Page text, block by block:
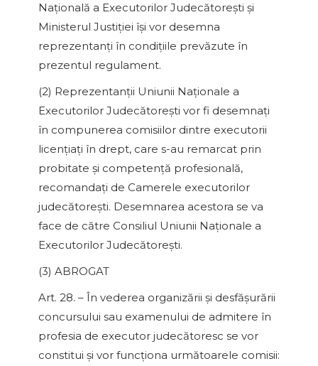
Naţională a Executorilor Judecătoreşti şi
Ministerul Justiţiei îşi vor desemna
reprezentanţi în condiţiile prevăzute în
prezentul regulament.
(2) Reprezentanţii Uniunii Naţionale a
Executorilor Judecătoreşti vor fi desemnaţi
în compunerea comisiilor dintre executorii
licenţiaţi în drept, care s-au remarcat prin
probitate şi competenţă profesională,
recomandaţi de Camerele executorilor
judecătoreşti. Desemnarea acestora se va
face de către Consiliul Uniunii Naţionale a
Executorilor Judecătoreşti.
(3) ABROGAT
Art. 28. – În vederea organizării şi desfăşurării
concursului sau examenului de admitere în
profesia de executor judecătoresc se vor
constitui şi vor funcţiona următoarele comisii: